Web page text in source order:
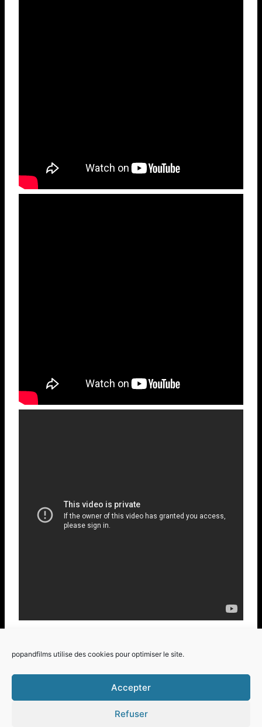
popandfilms utilise des cookies pour optimiser le site.
Accepter
Refuser
Son site